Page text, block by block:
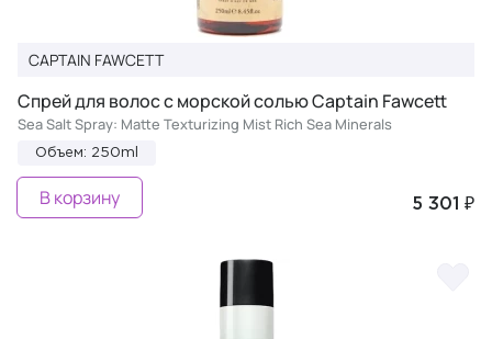
CAPTAIN FAWCETT
Спрей для волос с морской солью Captain Fawcett
Sea Salt Spray: Matte Texturizing Mist Rich Sea Minerals
Объем: 250ml
5 301 ₽
В корзину